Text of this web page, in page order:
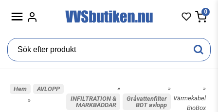
0
Hem
»
AVLOPP
»
INFILTRATION &
MARKBÄDDAR
»
Gråvattenfilter
BDT avlopp
»
Värmekabel
BioBox